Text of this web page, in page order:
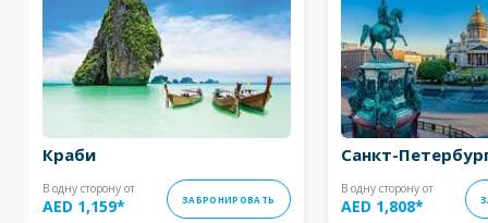
Краби
В одну сторону от
AED 1,159* ЗАБРОНИРОВАТЬ
Санкт-
В одну сторону от
AED 1,808*